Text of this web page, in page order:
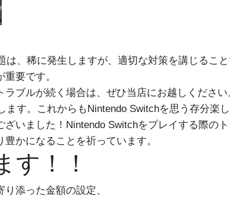
は、稀に発生しますが、適切な対策を講じるこ
要です。
ブルが続く場合は、ぜひ当店にお越しくださ
す。これからもNintendo Switchを思う存分楽し
いました！Nintendo Switchをプレイする際の
かになることを祈っています。
す！！
添った金額の設定、